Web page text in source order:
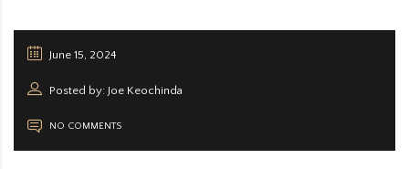
June 15, 2024
Posted by: Joe Keochinda
NO COMMENTS